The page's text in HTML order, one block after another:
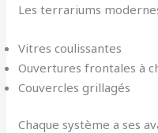
Les terrariums
Vitres coulissantes
Ouvertures frontales à
Couvercles grillagés
Chaque système a ses